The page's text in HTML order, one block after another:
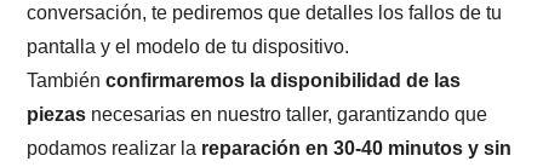
conversación, te pediremos que detalles los fallos de tu
pantalla y el modelo de tu dispositivo.
Tambiénconfirmaremos la disponibilidad de las
piezas necesarias en nuestro taller, garantizando que
podamos realizar la reparación en 30-40 minutos y sin